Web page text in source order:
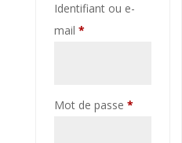
Identifiant ou e-
mail *Obligatoire
Mot de passe *Obligatoire